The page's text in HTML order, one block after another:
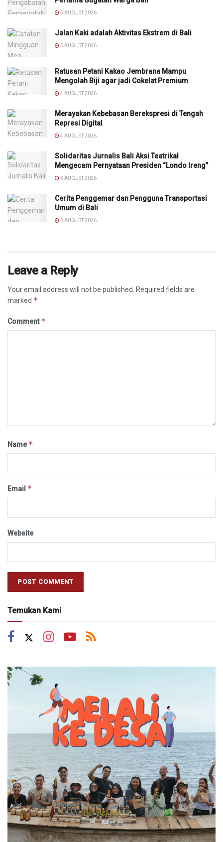
5 AUGUST 2026
Jalan Kaki adalah Aktivitas Ekstrem di Bali
5 AUGUST 2026
Ratusan Petani Kakao Jembrana Mampu
Mengolah Biji agar jadi Cokelat Premium
4 AUGUST 2026
Merayakan Kebebasan Berekspresi di Tengah
Represi Digital
4 AUGUST 2026
Solidaritas Jurnalis Bali Aksi Teatrikal
Mengecam Pernyataan Presiden “Londo Ireng”
3 AUGUST 2026
Cerita Penggemar dan Pengguna Transportasi
Umum di Bali
3 AUGUST 2026
Leave a Reply
Your email address will not be published.
Required fields are
marked *
Comment*
Name*
Email *
Website
Temukan Kami